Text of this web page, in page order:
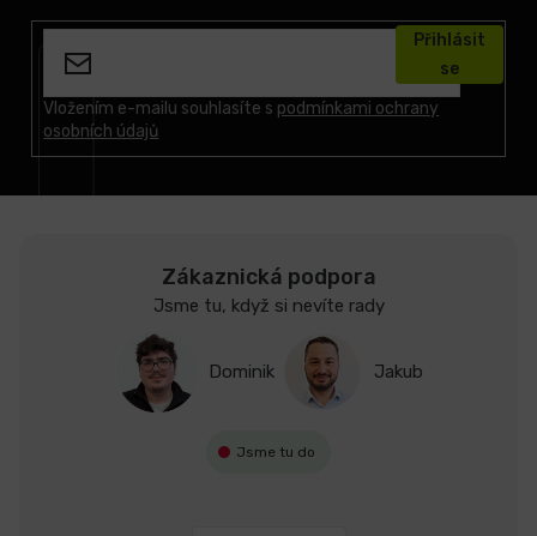
Vložením e-mailu souhlasíte s podmínkami ochrany
osobních údajů
Přihlásit
se
Zákaznická podpora
Jsme tu, když si nevíte rady
Dominik Jakub
Jsme tu do